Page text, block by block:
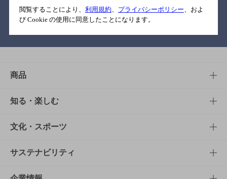
商品
商品TOP
商品一覧
商品発売情報
栄養成分一覧
知る・楽しむ
知る・楽しむTOP
キャンペーン
工場見学
文化・スポーツ
文化・スポーツTOP
サントリーホール
サステナビリティ
閲覧することにより、 利用規約、 プライバシーポリシー、およ
び Cookie の使用に同意したことになります。